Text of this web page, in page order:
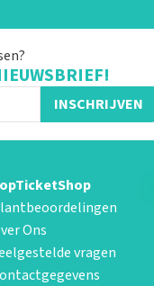
INSCHRIJVEN
Ons
vragen